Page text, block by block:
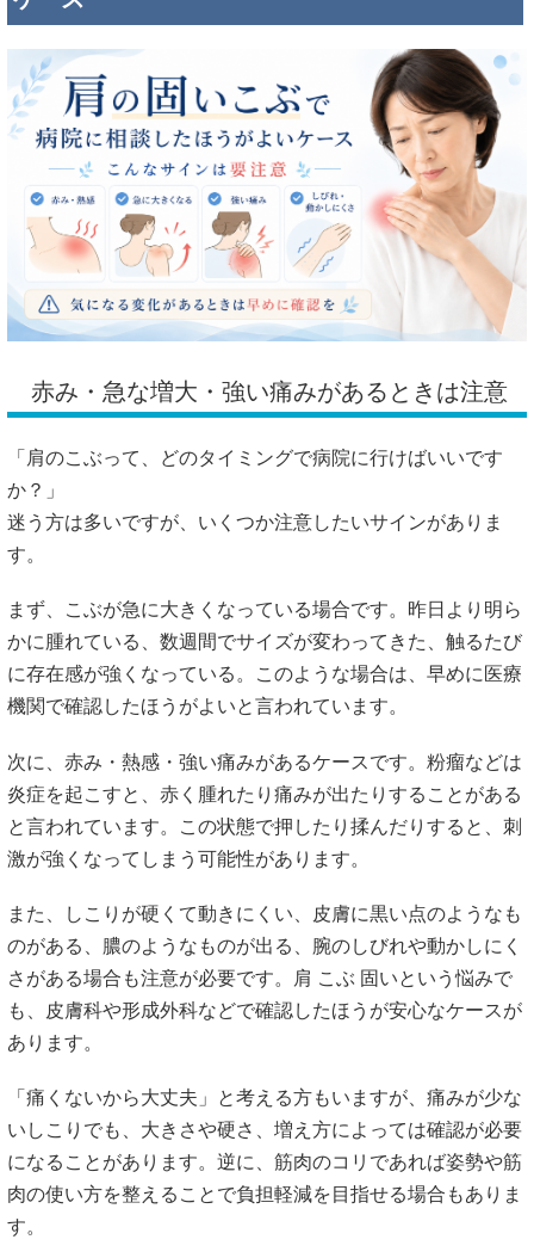
赤み・急な増大・強い痛みがあるときは注意
「肩のこぶって、どのタイミングで病院に行けばいいです
か？」
迷う方は多いですが、いくつか注意したいサインがありま
す。
まず、こぶが急に大きくなっている場合です。昨日より明ら
かに腫れている、数週間でサイズが変わってきた、触るたび
に存在感が強くなっている。このような場合は、早めに医療
機関で確認したほうがよいと言われています。
次に、赤み・熱感・強い痛みがあるケースです。粉瘤などは
炎症を起こすと、赤く腫れたり痛みが出たりすることがある
と言われています。この状態で押したり揉んだりすると、刺
激が強くなってしまう可能性があります。
また、しこりが硬くて動きにくい、皮膚に黒い点のようなも
のがある、膿のようなものが出る、腕のしびれや動かしにく
さがある場合も注意が必要です。肩 こぶ 固いという悩みで
も、皮膚科や形成外科などで確認したほうが安心なケースが
あります。
「痛くないから大丈夫」と考える方もいますが、痛みが少な
いしこりでも、大きさや硬さ、増え方によっては確認が必要
になることがあります。逆に、筋肉のコリであれば姿勢や筋
肉の使い方を整えることで負担軽減を目指せる場合もありま
す。